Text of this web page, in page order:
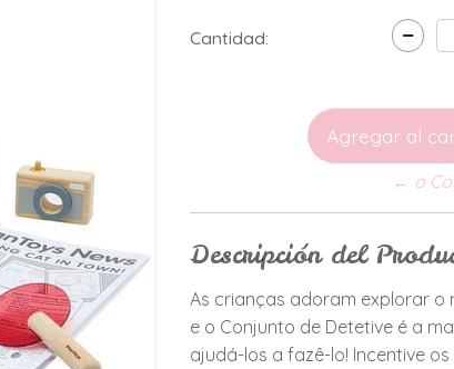
Cantidad:
← o
Descripción del
As crianças adoram explorar o
e o Conjunto de Detetive é a
ajudá-los a fazê-lo! Incentive os